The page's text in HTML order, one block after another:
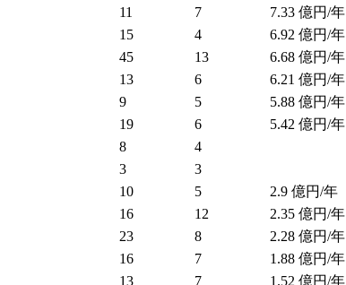
11 7 7.33 億円/年
15 4 6.92 億円/年
45 13 6.68 億円/年
13 6 6.21 億円/年
9 5 5.88 億円/年
19 6 5.42 億円/年
8
4
3
3
10 5 2.9 億円/年
16 12 2.35 億円/年
23 8 2.28 億円/年
16 7 1.88 億円/年
13 7 1.52 億円/年